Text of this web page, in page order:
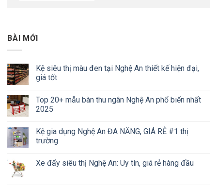
BÀI MỚI
Kệ siêu thị màu đen tại Nghệ An thiết kế hiện đại,
giá tốt
Top 20+ mẫu bàn thu ngân Nghệ An phổ biến nhất
2025
Kệ gia dụng Nghệ An ĐA NĂNG, GIÁ RẺ #1 thị
trường
Xe đẩy siêu thị Nghệ An: Uy tín, giá rẻ hàng đầu